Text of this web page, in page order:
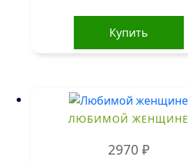
Купить
ЛЮБИМОЙ ЖЕНЩИНЕ
2970 ₽